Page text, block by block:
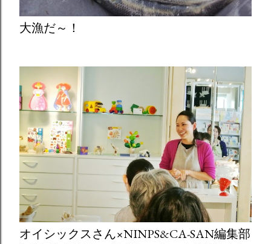
大漁だ～！
オイシックスさん×NINPS&CA-SAN編集部